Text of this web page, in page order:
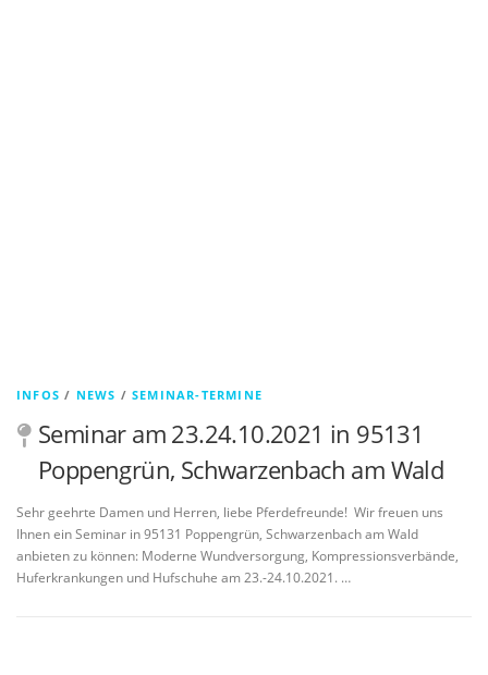
INFOS / NEWS /SEMINAR-TERMINE
Seminar am 23.24.10.2021 in 95131
Poppengrün, Schwarzenbach am Wald
Sehr geehrte Damen und Herren, liebe Pferdefreunde! Wir freuen uns
Ihnen ein Seminar in 95131 Poppengrün, Schwarzenbach am Wald
anbieten zu können: Moderne Wundversorgung, Kompressionsverbände,
Huferkrankungen und Hufschuhe am 23.-24.10.2021. …